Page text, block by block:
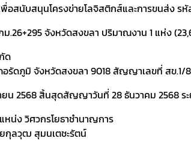
พื่อสนับสนุนโครงข่ายโลจิสติกส์และการขนส่ง
.26+295 จังหวัดสงขลา ปริมาณงาน 1 แห่ง
ด
อรัดภูมิ จังหวัดสงขลา 9018 สัญญาเลขที่ สข
น 2568 สิ้นสุดสัญญาวันที่ 28 ธันวาคม 2568 ร
หน่ง วิศวกรโยธาชำนาญการ
กุลวุฒ สุมนเตชะรัตน์